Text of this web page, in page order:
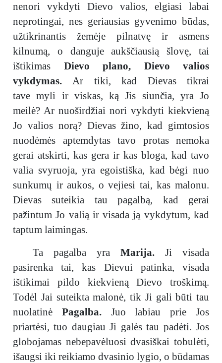
nenori vykdyti Dievo valios, elgiasi labai
neprotingai, nes geriausias gyvenimo būdas,
užtikrinantis žemėje pilnatvę ir asmens
kilnumą, o danguje aukščiausią šlovę, tai
ištikimas Dievo plano, Dievo valios
vykdymas.Ar tiki, kad Dievas tikrai
tave myli ir viskas, ką Jis siunčia, yra Jo
meilė? Ar nuoširdžiai nori vykdyti kiekvieną
Jo valios norą? Dievas žino, kad gimtosios
nuodėmės aptemdytas tavo protas nemoka
gerai atskirti, kas gera ir kas bloga, kad tavo
valia svyruoja, yra egoistiška, kad bėgi nuo
sunkumų ir aukos, o vejiesi tai, kas malonu.
Dievas suteikia tau pagalbą, kad gerai
pažintum Jo valią ir visada ją vykdytum, kad
taptum laimingas.
Ta pagalba yra Marija. Ji visada
pasirenka tai, kas Dievui patinka, visada
ištikimai pildo kiekvieną Dievo troškimą.
Todėl Jai suteikta malonė, tik Ji gali būti tau
nuolatinė Pagalba. Juo labiau prie Jos
priartėsi, tuo daugiau Ji galės tau padėti. Jos
globojamas nebepavėluosi dvasiškai tobulėti,
išaugsi iki reikiamo dvasinio lygio, o būdamas